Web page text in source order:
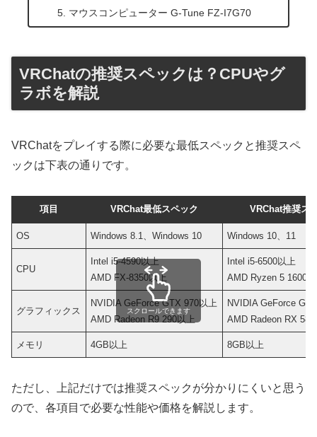
マウスコンピューター G-Tune FZ-I7G70
VRChatの推奨スペックは？CPUやグ
ラボを解説
VRChatをプレイする際に必要な最低スペックと推奨スペ
ックは下表の通りです。
項目 VRChat最低スペック VRChat推奨ス
OS Windows 8.1、Windows 10 Windows 10、11
CPU
Intel i5-4590以上
AMD FX-8350以上
Intel i5-6500以上
AMD Ryzen 5 1600
グラフィックス
NVIDIA GeForce GTX 970以上
AMD Radeon R9 290以上
NVIDIA GeForce
AMD Radeon RX
メモリ 4GB以上 8GB以上
スクロールできます
ただし、上記だけでは推奨スペックが分かりにくいと思う
ので、各項目で必要な性能や価格を解説します。